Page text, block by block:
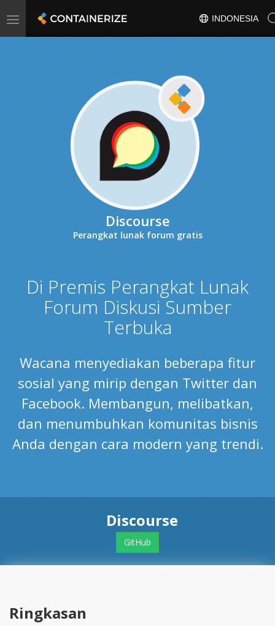
Toggle
INDONESIA
Discourse
Perangkat lunak forum gratis
Di Premis Perangkat Lunak
Forum Diskusi Sumber
Terbuka
Wacana menyediakan beberapa fitur
sosial yang mirip dengan Twitter dan
Facebook. Membangun, melibatkan,
dan menumbuhkan komunitas bisnis
Anda dengan cara modern yang trendi.
Discourse
GitHub
Ringkasan